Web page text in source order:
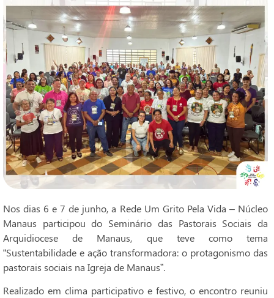
Nos dias 6 e 7 de junho, a Rede Um Grito Pela Vida – Núcleo
Manaus participou do Seminário das Pastorais Sociais da
Arquidiocese de Manaus, que teve como tema
“Sustentabilidade e ação transformadora: o protagonismo das
pastorais sociais na Igreja de Manaus”.
Realizado em clima participativo e festivo, o encontro reuniu